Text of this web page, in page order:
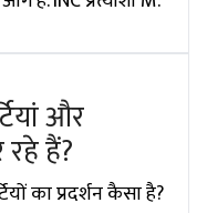
और
हैं?
का प्रदर्शन कैसा है?